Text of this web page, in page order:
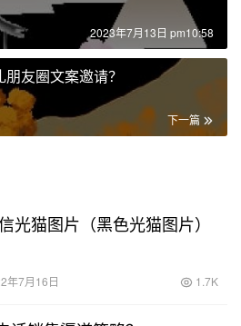
2023年7月13日 pm10:58
友圈文案邀请？
下一篇
光猫图片（黑色光猫图片）
年7月16日 1.7K